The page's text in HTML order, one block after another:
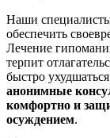
Наши
обеспечить
Лечение
терпит
быстро
анонимные
комфортно и
осуждением.